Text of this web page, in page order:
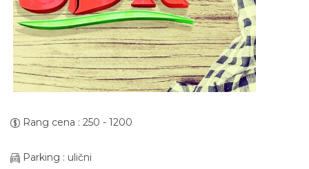
Rang cena : 250 - 1200
Parking : ulični